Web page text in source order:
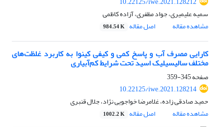
سمیه علیمیری، جواد مظفری، آزاده کاظمی
مشاهده مقاله
اصل مقاله 984.54 K
کارایی مصرف آب و پاسخ کمی و کیفی کینوا به کاربرد غلظت‌های
مختلف سالیسیلیک اسید تحت شرایط کم‌آبیاری
صفحه345-359
10.22125/iwe.2021.128214
حمید صادقی زاده، غلامرضا خواجویی نژاد، جلال قنبری
مشاهده مقاله
اصل مقاله 1002.2 K